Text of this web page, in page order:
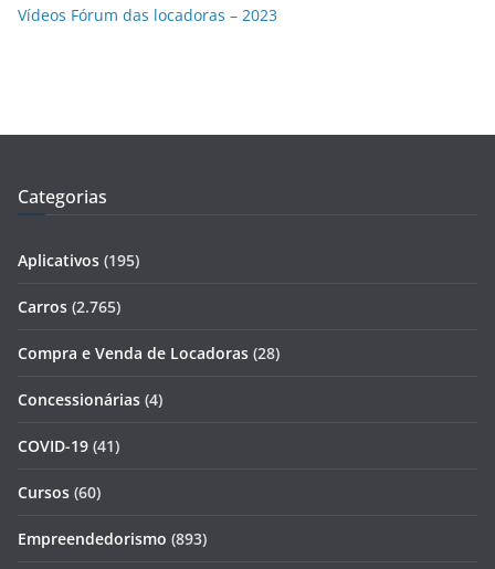
Vídeos Fórum das locadoras – 2023
Categorias
Aplicativos (195)
Carros (2.765)
Compra e Venda de Locadoras (28)
Concessionárias (4)
COVID-19 (41)
Cursos (60)
Empreendedorismo (893)